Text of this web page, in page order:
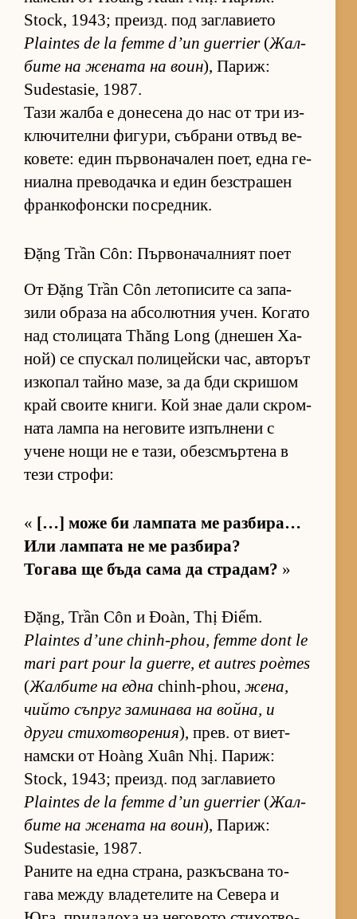
Stock, 1943; пре­изд. под заг­ла­ви­ето
Plaintes de la femme d’un guerrier(Жал­
бите на же­ната на воин), Па­риж:
Sudestasie, 1987.
Тази жалба е до­не­сена до нас от три из­
к­лю­чи­телни фи­гу­ри, съб­рани от­въд ве­
ко­ве­те: един пър­во­на­ча­лен по­ет, една ге­
ни­ална пре­во­дачка и един без­стра­шен
фран­ко­фон­ски пос­ред­ник.
Đặng Trần Côn: Първоначалният поет
От Đặng Trần Côn ле­то­пи­сите са за­па­
зили об­раза на аб­со­лют­ния учен. Ко­гато
над сто­ли­цата Thăng Long (дне­шен Ха­
ной) се спус­кал по­ли­цейски час, ав­то­рът
из­ко­пал тайно ма­зе, за да бди скри­шом
край сво­ите кни­ги. Кой знае дали скром­
ната лампа на не­го­вите из­пъл­нени с
учене нощи не е та­зи, обез­смър­тена в
тези стро­фи:
« […] може би лам­пата ме раз­би­ра…
Или лам­пата не ме раз­би­ра?
То­гава ще бъда сама да стра­дам? »
Đặng, Trần Côn и Đoàn, Thị Điểm.
Plaintes d’une chinh-phou, femme dont le
mari part pour la guerre, et autres poèmes
(Жал­бите на една chinh-phou, же­на,
чийто съп­руг за­ми­нава на вой­на, и
други сти­хот­во­ре­ния), прев. от ви­ет­
нам­ски от Hoàng Xuân Nhị. Па­риж:
Stock, 1943; пре­изд. под заг­ла­ви­ето
Plaintes de la femme d’un guerrier(Жал­
бите на же­ната на воин), Па­риж:
Sudestasie, 1987.
Ра­ните на една стра­на, раз­къс­вана то­
гава между вла­де­те­лите на Се­вера и